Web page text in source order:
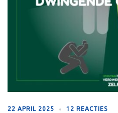
22 APRIL 2025 12 REACTIES